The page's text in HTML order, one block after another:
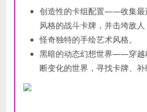
创造性的卡组配置——收集最
风格的战斗卡牌，并击垮敌人
怪奇独特的手绘艺术风格。
黑暗的动态幻想世界——穿越
断变化的世界，寻找卡牌、补